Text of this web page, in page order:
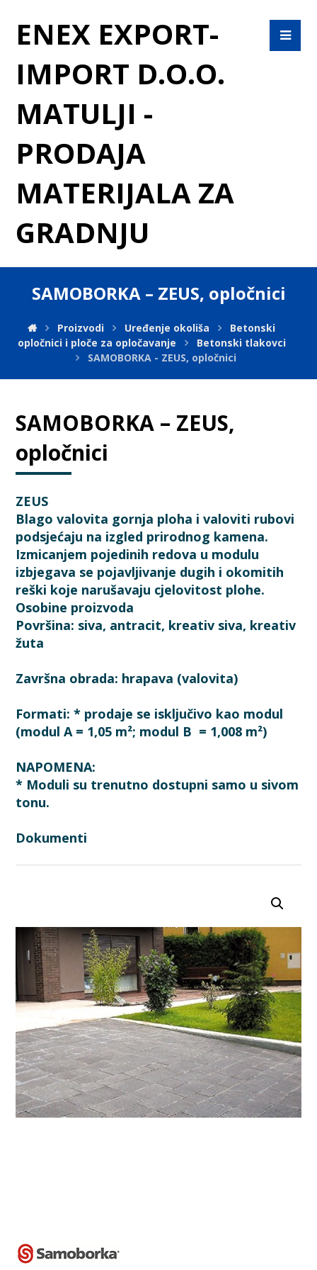
ENEX EXPORT-
IMPORT D.O.O.
MATULJI -
PRODAJA
MATERIJALA ZA
GRADNJU
SAMOBORKA – ZEUS, opločnici
Proizvodi Uređenje okoliša
Betonski
opločnici i ploče za opločavanje
Betonski tlakovci
SAMOBORKA - ZEUS, opločnici
SAMOBORKA – ZEUS,
opločnici
ZEUS
Blago valovita gornja ploha i valoviti rubovi
podsjećaju na izgled prirodnog kamena.
Izmicanjem pojedinih redova u modulu
izbjegava se pojavljivanje dugih i okomitih
reški koje narušavaju cjelovitost plohe.
Osobine proizvoda
Površina: siva, antracit, kreativ siva, kreativ
žuta
Završna obrada: hrapava (valovita)
Formati: * prodaje se isključivo kao modul
(modul A = 1,05 m²; modul B = 1,008 m²)
NAPOMENA:
* Moduli su trenutno dostupni samo u sivom
tonu.
Dokumenti